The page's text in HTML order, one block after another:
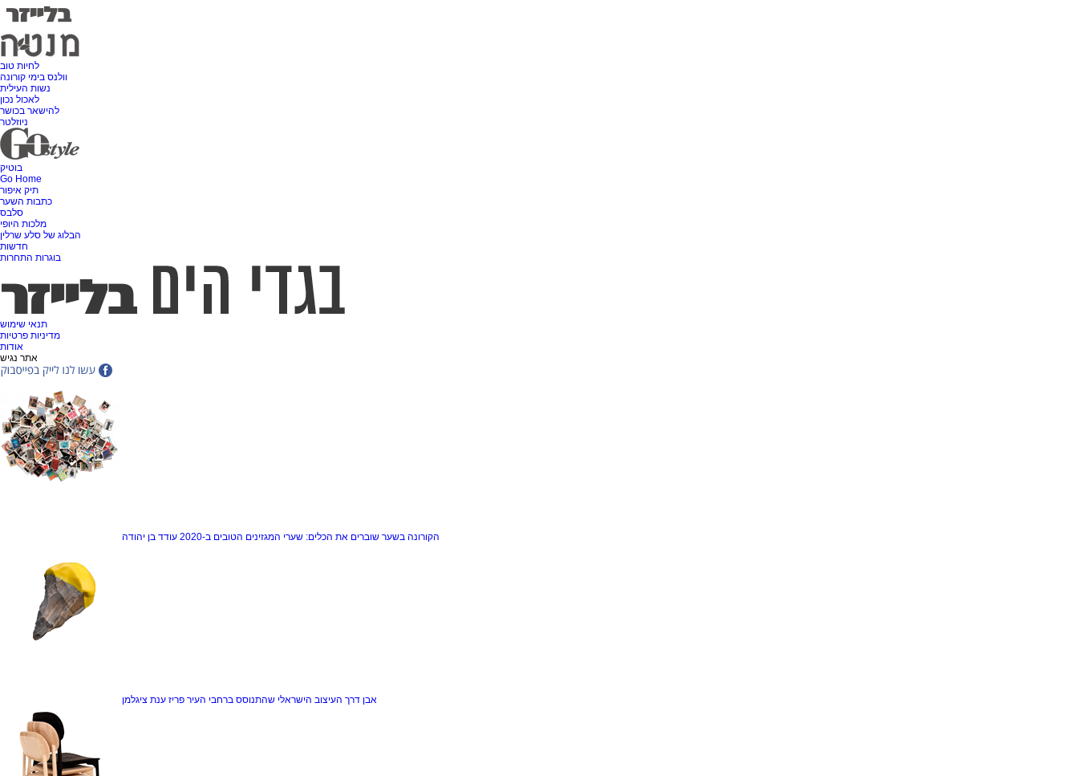
לחיות טוב
וולנס בימי קורונה
נשות העילית
לאכול נכון
להישאר בכושר
ניוזלטר
בוטיק
Go Home
תיק איפור
כתבות השער
סלבס
מלכות היופי
הבלוג של סלע שרלין
חדשות
בוגרות התחרות
תנאי שימוש
מדיניות פרטיות
אודות
אתר נגיש
הקורונה בשער שוברים את הכלים: שערי המגזינים הטובים ב-2020 עודד בן יהודה
אבן דרך העיצוב הישראלי שהתנוסס ברחבי העיר פריז ענת ציגלמן